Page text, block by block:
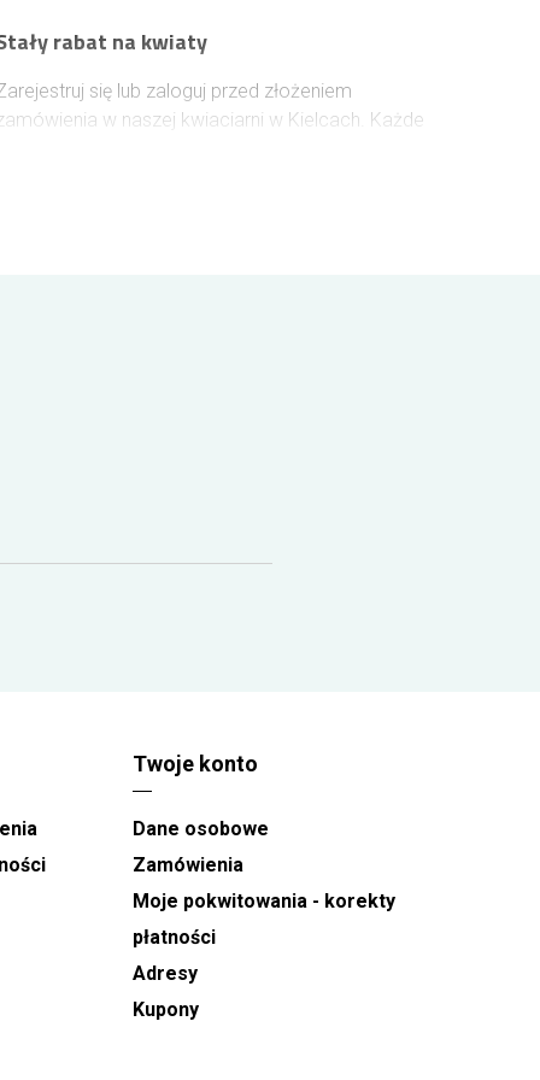
rabat na kwiaty
się lub zaloguj przed złożeniem
w naszej kwiaciarni w Kielcach. Każde
Twoje konto
Dane osobowe
Zamówienia
Moje pokwitowania - korekty
płatności
Adresy
Kupony